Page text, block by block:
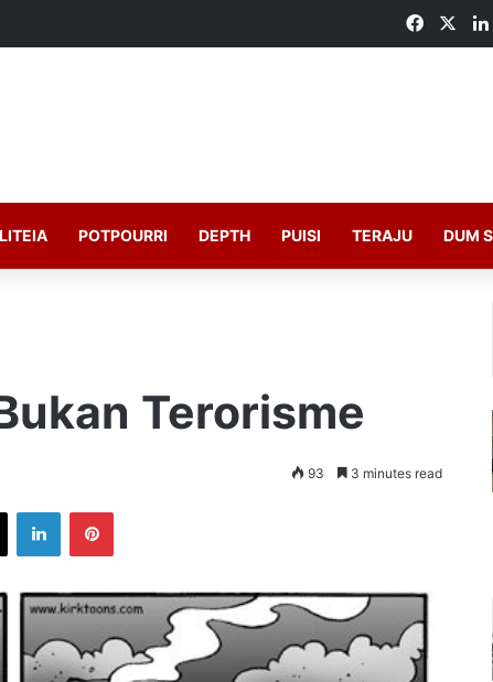
Facebook
POTPOURRI DEPTH PUISI TERAJU DUM
Terorisme
93 3 minutes read
X LinkedInPinterest